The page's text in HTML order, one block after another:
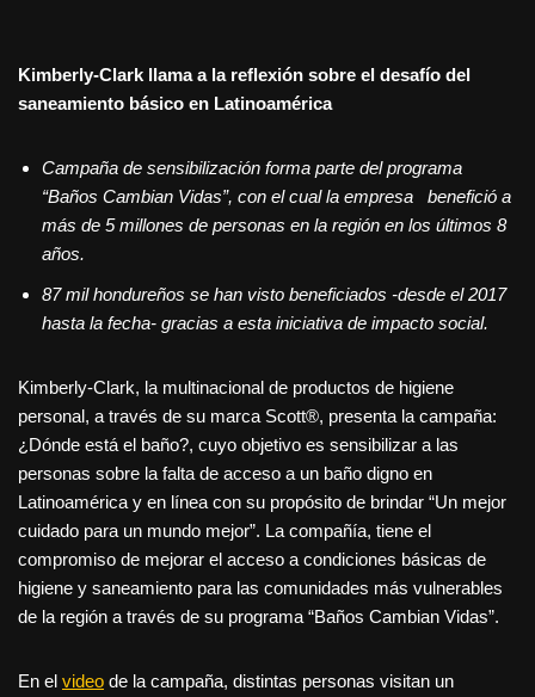
Kimberly-Clark llama a la reflexión sobre el desafío del
saneamiento básico en Latinoamérica
Campaña de sensibilización forma parte del programa
“Baños Cambian Vidas”, con el cual la empresa benefició a
más de 5 millones de personas en la región en los últimos 8
años.
87 mil hondureños se han visto beneficiados -desde el 2017
hasta la fecha- gracias a esta iniciativa de impacto social.
Kimberly-Clark, la multinacional de productos de higiene
personal, a través de su marca Scott®, presenta la campaña:
¿Dónde está el baño?, cuyo objetivo es sensibilizar a las
personas sobre la falta de acceso a un baño digno en
Latinoamérica y en línea con su propósito de brindar “Un mejor
cuidado para un mundo mejor”. La compañía, tiene el
compromiso de mejorar el acceso a condiciones básicas de
higiene y saneamiento para las comunidades más vulnerables
de la región a través de su programa “Baños Cambian Vidas”.
En el video de la campaña, distintas personas visitan un